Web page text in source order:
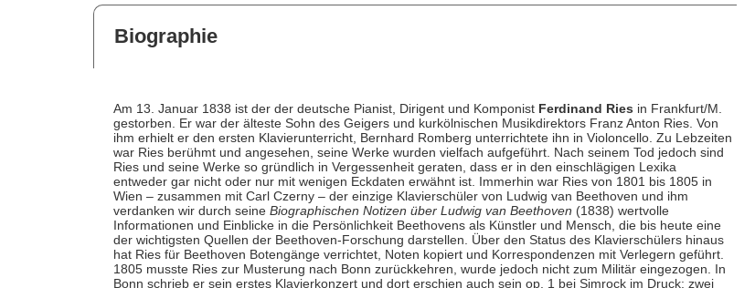
Biographie
Am 13. Januar 1838 ist der der deutsche Pianist, Dirigent und Komponist Ferdinand Ries in Frankfurt/M.
gestorben. Er war der älteste Sohn des Geigers und kurkölnischen Musikdirektors Franz Anton Ries. Von
ihm erhielt er den ersten Klavierunterricht, Bernhard Romberg unterrichtete ihn in Violoncello. Zu Lebzeiten
war Ries berühmt und angesehen, seine Werke wurden vielfach aufgeführt. Nach seinem Tod jedoch sind
Ries und seine Werke so gründlich in Vergessenheit geraten, dass er in den einschlägigen Lexika
entweder gar nicht oder nur mit wenigen Eckdaten erwähnt ist. Immerhin war Ries von 1801 bis 1805 in
Wien – zusammen mit Carl Czerny – der einzige Klavierschüler von Ludwig van Beethoven und ihm
verdanken wir durch seine Biographischen Notizen über Ludwig van Beethoven (1838) wertvolle
Informationen und Einblicke in die Persönlichkeit Beethovens als Künstler und Mensch, die bis heute eine
der wichtigsten Quellen der Beethoven-Forschung darstellen. Über den Status des Klavierschülers hinaus
hat Ries für Beethoven Botengänge verrichtet, Noten kopiert und Korrespondenzen mit Verlegern geführt.
1805 musste Ries zur Musterung nach Bonn zurückkehren, wurde jedoch nicht zum Militär eingezogen. In
Bonn schrieb er sein erstes Klavierkonzert und dort erschien auch sein op. 1 bei Simrock im Druck: zwei